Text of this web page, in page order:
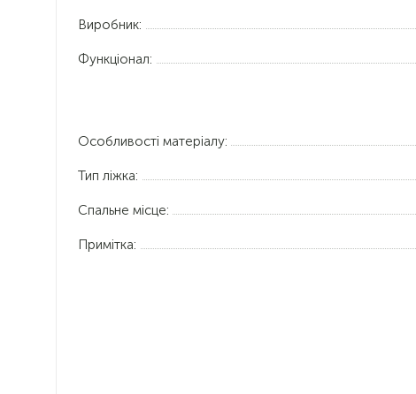
Виробник:
Функціонал:
Особливості матеріалу:
Тип ліжка:
Спальне місце:
Примітка: